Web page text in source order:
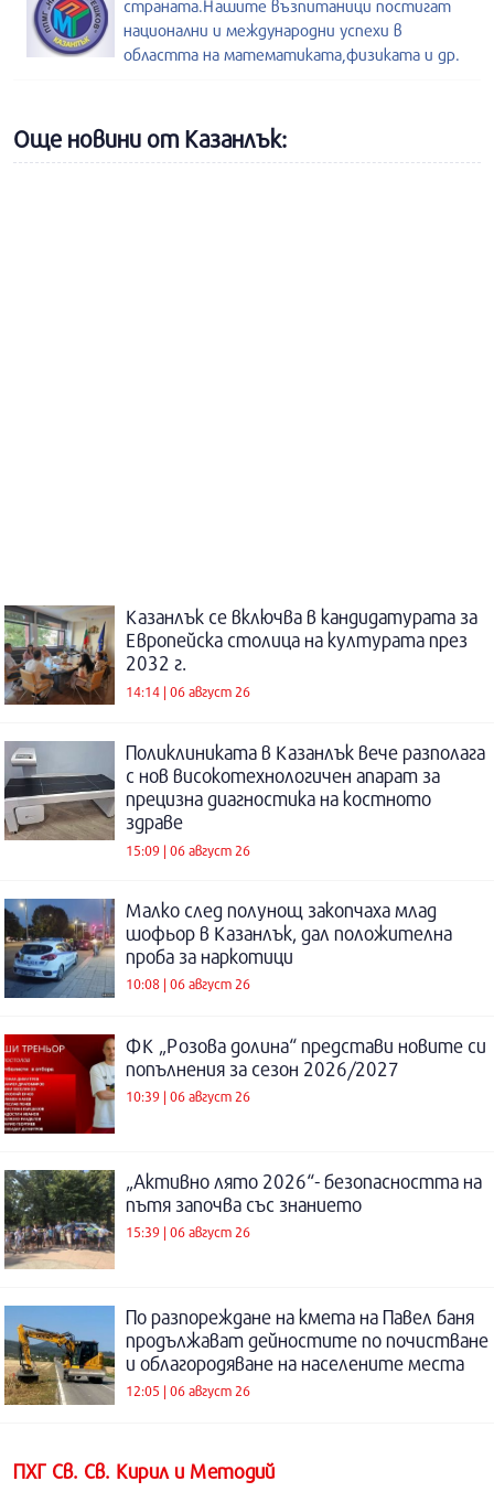
страната.Нашите възпитаници постигат
национални и международни успехи в
областта на математиката,физиката и др.
Още новини от Казанлък:
Казанлък се включва в кандидатурата за
Европейска столица на културата през
2032 г.
14:14 | 06 август 26
Поликлиниката в Казанлък вече разполага
с нов високотехнологичен апарат за
прецизна диагностика на костното
здраве
15:09 | 06 август 26
Малко след полунощ закопчаха млад
шофьор в Казанлък, дал положителна
проба за наркотици
10:08 | 06 август 26
ФК „Розова долина“ представи новите си
попълнения за сезон 2026/2027
10:39 | 06 август 26
„Активно лято 2026“- безопасността на
пътя започва със знанието
15:39 | 06 август 26
По разпореждане на кмета на Павел баня
продължават дейностите по почистване
и облагородяване на населените места
12:05 | 06 август 26
ПХГ Св. Св. Кирил и Методий